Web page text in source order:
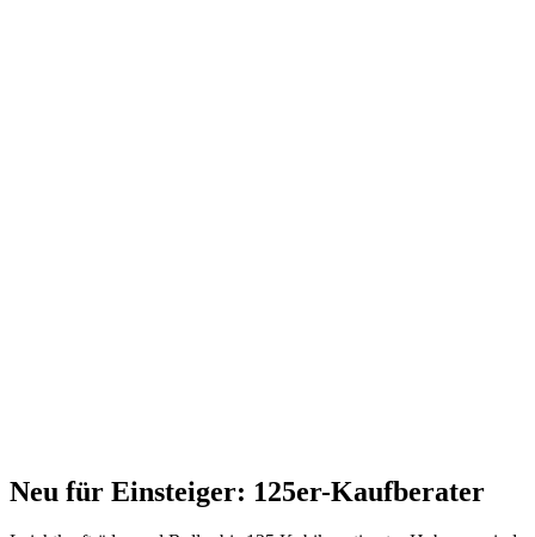
Neu für Einsteiger: 125er-Kaufberater